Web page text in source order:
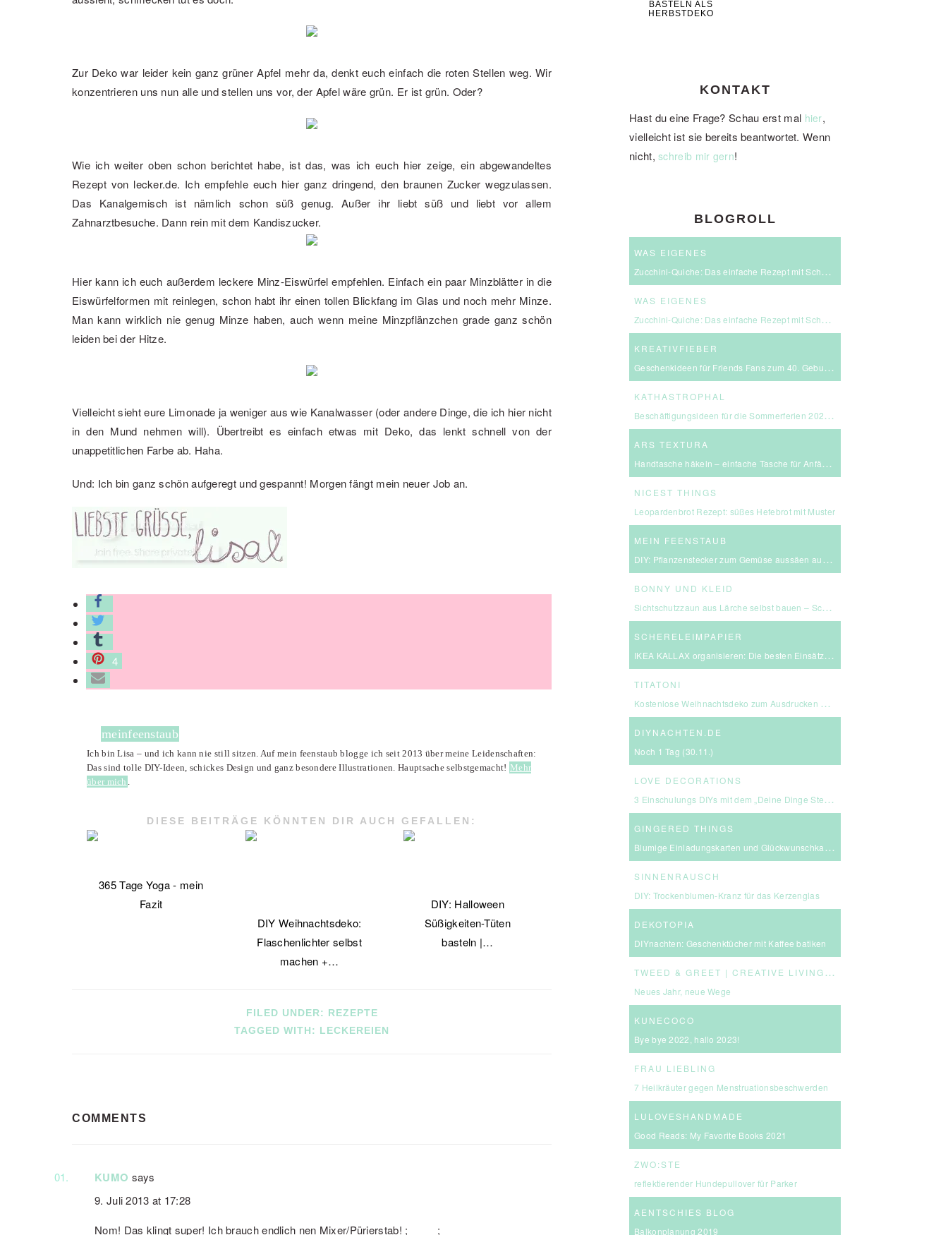
Zur Deko war leider kein ganz grüner Apfel mehr da, denkt euch einfach die roten Stellen weg. Wir
konzentrieren uns nun alle und stellen uns vor, der Apfel wäre grün. Er ist grün. Oder?
Wie ich weiter oben schon berichtet habe, ist das, was ich euch hier zeige, ein abgewandeltes
Rezept von lecker.de. Ich empfehle euch hier ganz dringend, den braunen Zucker wegzulassen.
Das Kanalgemisch ist nämlich schon süß genug. Außer ihr liebt süß und liebt vor allem
Zahnarztbesuche. Dann rein mit dem Kandiszucker.
Hier kann ich euch außerdem leckere Minz-Eiswürfel empfehlen. Einfach ein paar Minzblätter in die
Eiswürfelformen mit reinlegen, schon habt ihr einen tollen Blickfang im Glas und noch mehr Minze.
Man kann wirklich nie genug Minze haben, auch wenn meine Minzpflänzchen grade ganz schön
leiden bei der Hitze.
Vielleicht sieht eure Limonade ja weniger aus wie Kanalwasser (oder andere Dinge, die ich hier nicht
in den Mund nehmen will). Übertreibt es einfach etwas mit Deko, das lenkt schnell von der
unappetitlichen Farbe ab. Haha.
Und: Ich bin ganz schön aufgeregt und gespannt! Morgen fängt mein neuer Job an.
4
meinfeenstaub
Ich bin Lisa – und ich kann nie still sitzen. Auf mein feenstaub blogge ich seit 2013 über meine Leidenschaften:
Das sind tolle DIY-Ideen, schickes Design und ganz besondere Illustrationen. Hauptsache selbstgemacht! Mehr
über mich .
DIESE BEITRÄGE KÖNNTEN DIR AUCH GEFALLEN:
365 Tage Yoga - mein
Fazit
DIY Weihnachtsdeko:
Flaschenlichter selbst
machen +…
DIY: Halloween
Süßigkeiten-Tüten
basteln |…
FILED UNDER: REZEPTE
TAGGED WITH: LECKEREIEN
INTERACTIONS
COMMENTS
KUMO says
9. Juli 2013 at 17:28
Nom! Das klingt super! Ich brauch endlich nen Mixer/Pürierstab! ;_____;
BASTELN ALS
HERBSTDEKO
KONTAKT
Hast du eine Frage? Schau erst mal hier,
vielleicht ist sie bereits beantwortet. Wenn
nicht,schreib mir gern!
BLOGROLL
WAS EIGENES
Zucchini-Quiche: Das einfache Rezept mit Schmand & Kirschtomaten
WAS EIGENES
Zucchini-Quiche: Das einfache Rezept mit Schmand & Kirschtomaten
KREATIVFIEBER
Geschenkideen für Friends Fans zum 40. Geburtstag
KATHASTROPHAL
Beschäftigungsideen für die Sommerferien 2026 – in Ludwigsburg, Stuttgart & Umgebung
ARS TEXTURA
Handtasche häkeln – einfache Tasche für Anfängerinnen
NICEST THINGS
Leopardenbrot Rezept: süßes Hefebrot mit Muster
MEIN FEENSTAUB
DIY: Pflanzenstecker zum Gemüse aussäen aus FIMO
BONNY UND KLEID
Sichtschutzzaun aus Lärche selbst bauen – Schritt-für-Schritt-Anleitung & Kosten
SCHERELEIMPAPIER
IKEA KALLAX organisieren: Die besten Einsätze für mehr Ordnung
TITATONI
Kostenlose Weihnachtsdeko zum Ausdrucken – eine kleine Girlande für euer Zuhause ☆
DIYNACHTEN.DE
Noch 1 Tag (30.11.)
LOVE DECORATIONS
3 Einschulungs DIYs mit dem „Deine Dinge Stempel – School Edition“ #BackToSchool + Gewinnspiel
GINGERED THINGS
Blumige Einladungskarten und Glückwunschkarten von Send a Smile
SINNENRAUSCH
DIY: Trockenblumen-Kranz für das Kerzenglas
DEKOTOPIA
DIYnachten: Geschenktücher mit Kaffee batiken
T
WEED & GREET | CREATIVE LIVING & BOLD CHOICES
Neues Jahr, neue Wege
KUNECOCO
Bye bye 2022, hallo 2023!
FRAU LIEBLING
7 Heilkräuter gegen Menstruationsbeschwerden
LULOVESHANDMADE
Good Reads: My Favorite Books 2021
ZWO:STE
reflektierender Hundepullover für Parker
AENTSCHIES BLOG
Balkonplanung 2019